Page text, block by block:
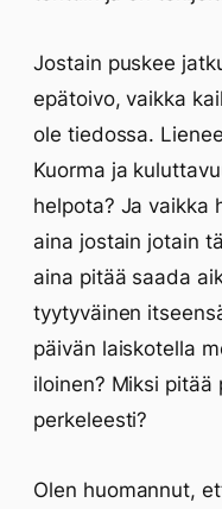
Jostain puskee
epätoivo, vaikka
ole tiedossa.
Kuorma ja
helpota? Ja vaikka
aina jostain jotain
aina pitää saada
tyytyväinen
päivän laiskotella
iloinen? Miksi pitää
perkeleesti?
Olen huomannut,